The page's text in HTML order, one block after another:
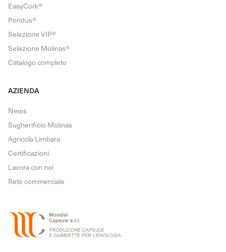
EasyCork®
Pondus®
Selezione VIP®
Selezione Molinas®
Catalogo completo
AZIENDA
News
Sugherificio Molinas
Agricola Limbara
Certificazioni
Lavora con noi
Rete commerciale